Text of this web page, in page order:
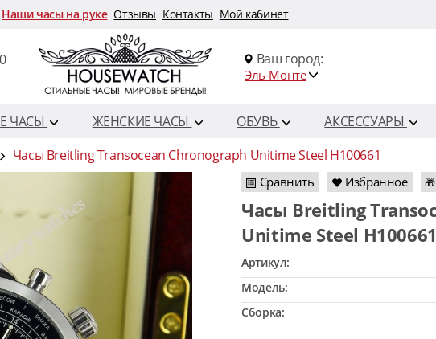
Наши часы на руке Отзывы Контакты Мой кабинет
Ваш город:
Эль-Монте
ЧАСЫ ЖЕНСКИЕ ЧАСЫ ОБУВЬ АКСЕССУАРЫ
Часы Breitling Transocean Chronograph Unitime Steel H100661
Сравнить Избранное 🎁
Часы Breitling Transocean Chronograph
Unitime Steel H100661
Артикул:
Модель:
Сборка: